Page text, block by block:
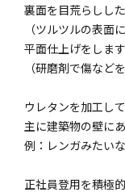
裏面を目荒らしした
（ツルツルの表面
平面仕上げをします
（研磨剤で傷など
ウレタンを加工し
主に建築物の壁に
例：レンガみたい
正社員登用を積極